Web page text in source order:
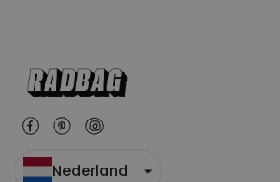
Nederland